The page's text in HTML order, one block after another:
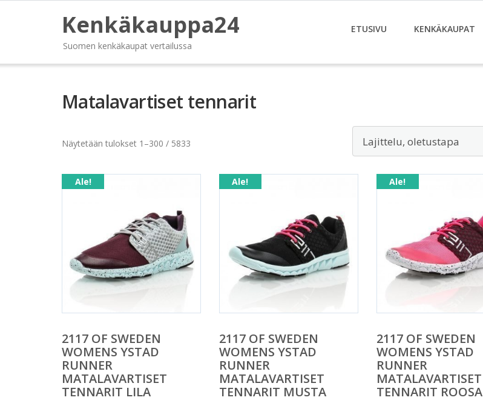
Kenkäkauppa24
Suomen kenkäkaupat vertailussa
ETUSIVU KENKÄKAUPAT
Matalavartiset tennarit
Näytetään tulokset 1–300 / 5833
Ale!
2117 OF SWEDEN
WOMENS YSTAD
RUNNER
MATALAVARTISET
TENNARIT LILA
Ale!
2117 OF SWEDEN
WOMENS YSTAD
RUNNER
MATALAVARTISET
TENNARIT MUSTA
Ale!
2117 OF SWEDEN
WOMENS YSTAD
RUNNER
MATALAVARTISET
TENNARIT ROOSA